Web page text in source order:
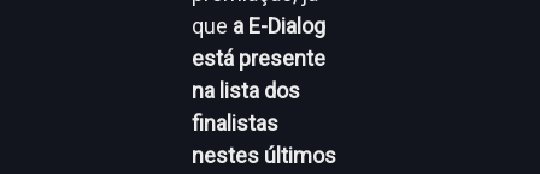
que a E-Dialog
está presente
na lista dos
finalistas
nestes últimos